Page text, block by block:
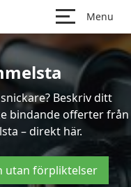
Menu
Beskriv ditt
bindande offerter från
– direkt här.
utan förpliktelser